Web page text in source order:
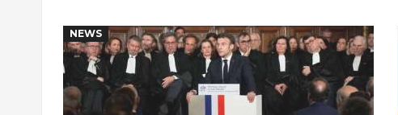
NEWS